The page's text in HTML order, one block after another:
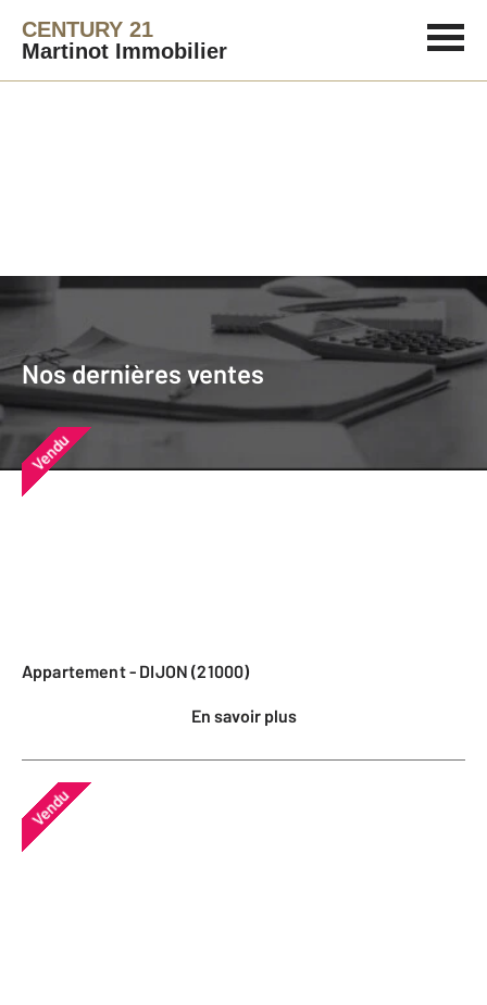
CENTURY 21
Martinot Immobilier
Nos dernières ventes
Nos dernières ventes
Nos derniers biens vendus près de
chez vous
Vendu
Appartement - DIJON (21000)
En savoir plus
Vendu